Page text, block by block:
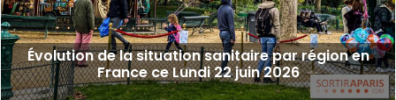
Évolution de la situation sanitaire par région en
France ce Lundi 22 juin 2026